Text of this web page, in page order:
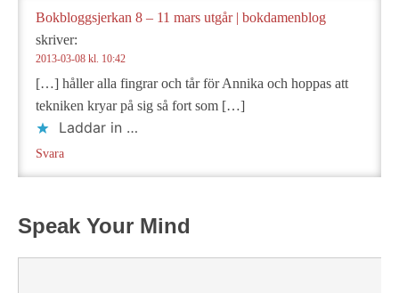
Bokbloggsjerkan 8 – 11 mars utgår | bokdamenblog
skriver:
2013-03-08 kl. 10:42
[…] håller alla fingrar och tår för Annika och hoppas att
tekniken kryar på sig så fort som […]
Laddar in …
Svara
Speak Your Mind